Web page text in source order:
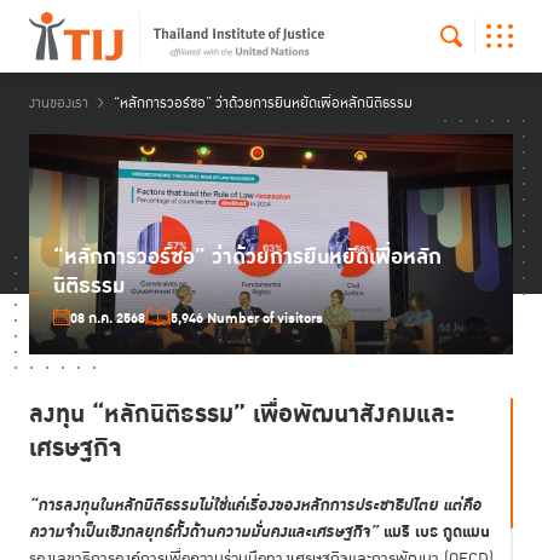
งานของเรา “หลักการวอร์ซอ” ว่าด้วยการยืนหยัดเพื่อหลักนิติธรรม
“หลักการวอร์ซอ” ว่าด้วยการยืนหยัดเพื่อหลัก
นิติธรรม
08 ก.ค. 2568 5,946 Number of visitors
ลงทุน “หลักนิติธรรม” เพื่อพัฒนาสังคมและ
เศรษฐกิจ
“การลงทุนในหลักนิติธรรมไม่ใช่แค่เรื่องของหลักการประชาธิปไตย แต่คือ
ความจำเป็นเชิงกลยุทธ์ทั้งด้านความมั่นคงและเศรษฐกิจ” แมรี เบธ กูดแมน